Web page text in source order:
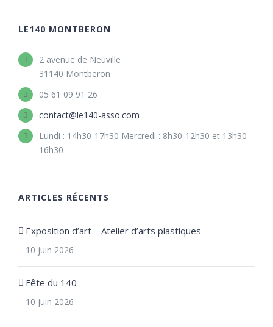
LE140 MONTBERON
2 avenue de Neuville
31140 Montberon
05 61 09 91 26
contact@le140-asso.com
Lundi : 14h30-17h30 Mercredi : 8h30-12h30 et 13h30-
16h30
ARTICLES RÉCENTS
Exposition d’art – Atelier d’arts plastiques
10 juin 2026
Fête du 140
10 juin 2026